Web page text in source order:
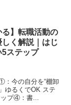
る】転職活動の
く解説｜はじ
ステップ
：今の自分を“棚卸
ゆるくでOK ステ
ップ④：書...